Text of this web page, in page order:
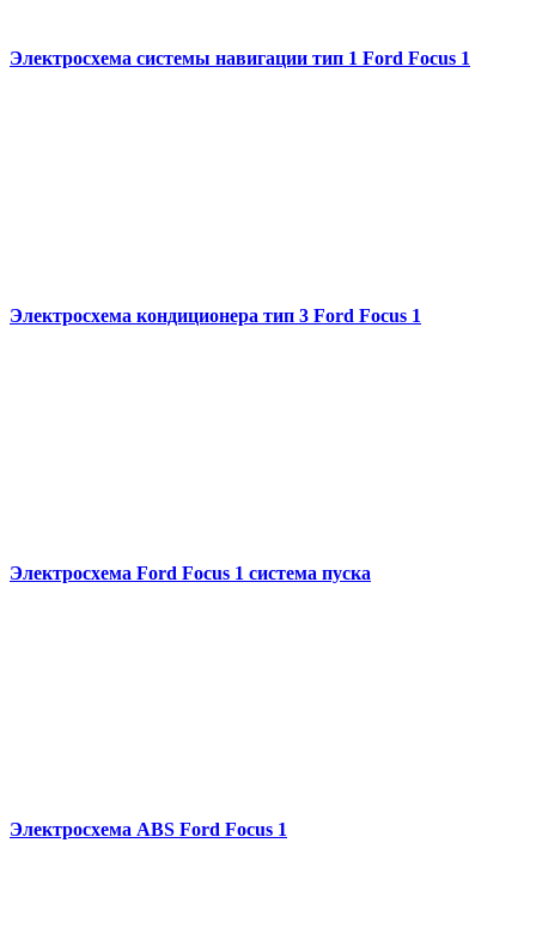
Электросхема системы навигации тип 1 Ford Focus 1
Электросхема кондиционера тип 3 Ford Focus 1
Электросхема Ford Focus 1 система пуска
Электросхема ABS Ford Focus 1